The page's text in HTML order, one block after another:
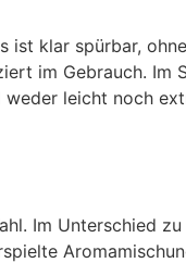
ist klar spürbar,
im Gebrauch. Im
leicht noch
Im Unterschied